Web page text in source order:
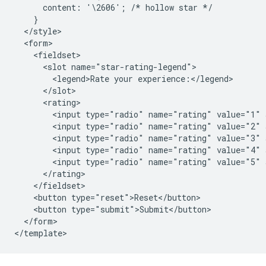
      content: '\2606'; /* hollow star */
    }
  </style>
  <form>
    <fieldset>
      <slot name="star-rating-legend">
        <legend>Rate your experience:</legend>
      </slot>
      <rating>
<input type="radio" name="rating" value="1"
<input type="radio" name="rating" value="2"
<input type="radio" name="rating" value="3"
<input type="radio" name="rating" value="4"
<input type="radio" name="rating" value="5"
      </rating>
    </fieldset>
    <button type="reset">Reset</button>
    <button type="submit">Submit</button>
  </form>